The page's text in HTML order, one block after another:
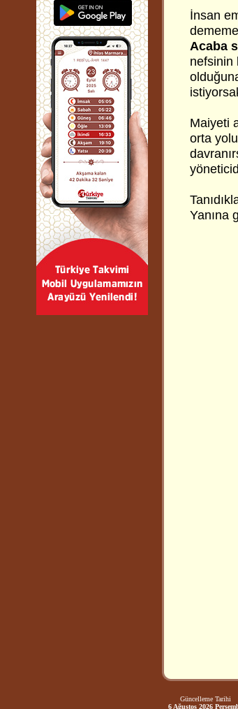
İnsan
Acaba
nefsinin
Maiyeti
orta
Yanına
Güncelleme Tarihi
6 Ağustos 2026